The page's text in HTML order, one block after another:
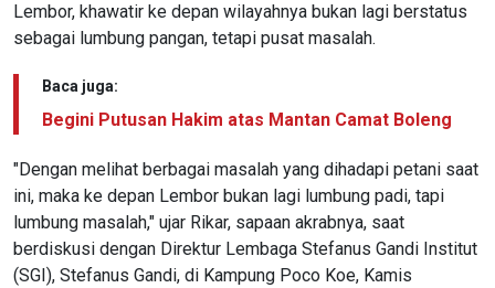
Lembor, khawatir ke depan wilayahnya bukan lagi berstatus
sebagai lumbung pangan, tetapi pusat masalah.
Baca juga:
Begini Putusan Hakim atas Mantan Camat Boleng
"Dengan melihat berbagai masalah yang dihadapi petani saat
ini, maka ke depan Lembor bukan lagi lumbung padi, tapi
lumbung masalah," ujar Rikar, sapaan akrabnya, saat
berdiskusi dengan Direktur Lembaga Stefanus Gandi Institut
(SGI), Stefanus Gandi, di Kampung Poco Koe, Kamis